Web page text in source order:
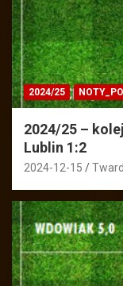
2024/25
2024/25 –
Lublin 1:2
2024-12-15